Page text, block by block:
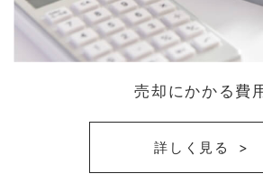
売却にかかる費
詳しく見る